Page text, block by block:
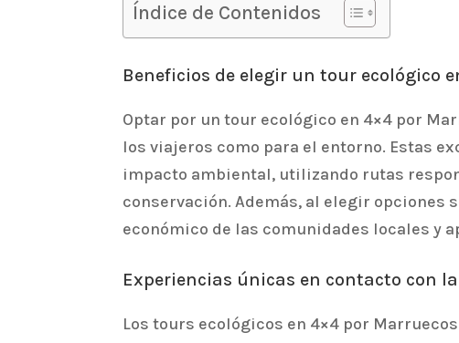
Índice de Contenidos
Beneficios de elegir un tour ecológico
Optar por un tour ecológico en 4×4 por
los viajeros como para el entorno. Estas
impacto ambiental, utilizando rutas
conservación. Además, al elegir
económico de las comunidades locales y
Experiencias únicas en contacto con
Los tours ecológicos en 4×4 por